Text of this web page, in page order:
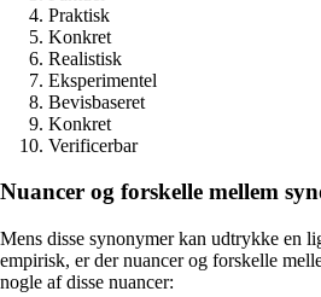
Praktisk
Konkret
Realistisk
Eksperimentel
Bevisbaseret
Konkret
Verificerbar
Nuancer og forskelle mellem
Mens disse synonymer kan udtrykke en
empirisk, er der nuancer og forskelle
nogle af disse nuancer: